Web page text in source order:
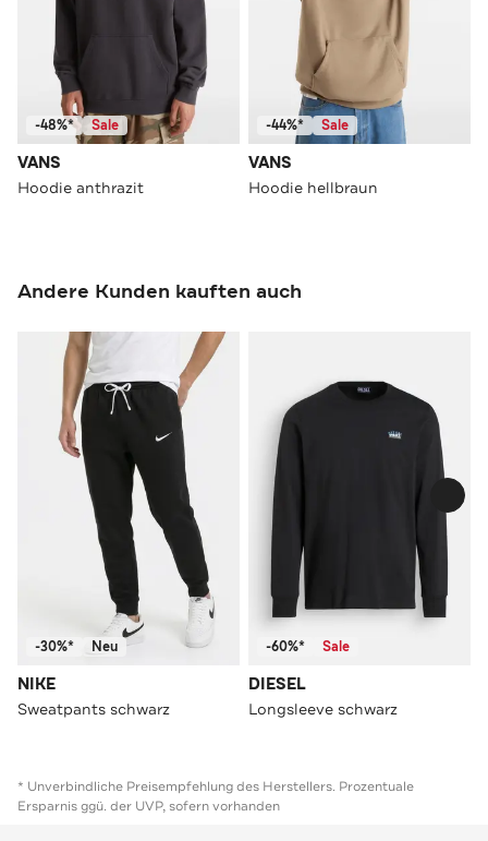
-48%* Sale
VANS
Hoodie anthrazit
-44%* Sale
VANS
Hoodie hellbraun
Andere Kunden kauften auch
-30%* Neu
NIKE
Sweatpants schwarz
-60%* Sale
DIESEL
Longsleeve schwarz
* Unverbindliche Preisempfehlung des Herstellers. Prozentuale
Ersparnis ggü. der UVP, sofern vorhanden